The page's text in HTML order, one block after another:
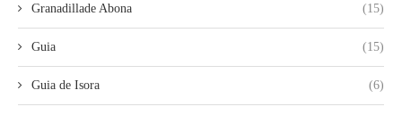
Granadillade Abona (15)
Guia (15)
Guia de Isora (6)